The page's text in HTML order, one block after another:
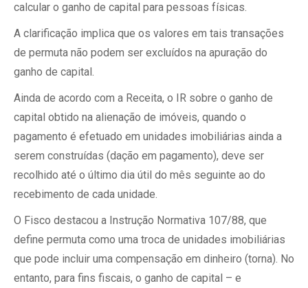
calcular o ganho de capital para pessoas físicas.
A clarificação implica que os valores em tais transações
de permuta não podem ser excluídos na apuração do
ganho de capital.
Ainda de acordo com a Receita, o IR sobre o ganho de
capital obtido na alienação de imóveis, quando o
pagamento é efetuado em unidades imobiliárias ainda a
serem construídas (dação em pagamento), deve ser
recolhido até o último dia útil do mês seguinte ao do
recebimento de cada unidade.
O Fisco destacou a Instrução Normativa 107/88, que
define permuta como uma troca de unidades imobiliárias
que pode incluir uma compensação em dinheiro (torna). No
entanto, para fins fiscais, o ganho de capital – e